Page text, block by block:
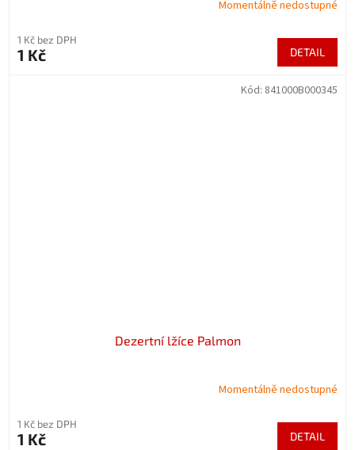
Momentálně nedostupné
1 Kč bez DPH
1 Kč DETAIL
Dezertní lžíce Palmon
Momentálně nedostupné
1 Kč bez DPH
1 Kč DETAIL
Kód: 841000B000345